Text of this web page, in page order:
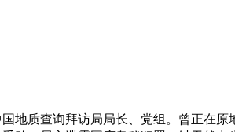
质查询拜访局局长、党组。曾正在原